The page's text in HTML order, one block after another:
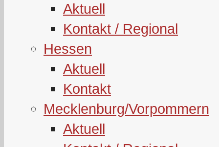
Aktuell
Kontakt / Regional
Hessen
Aktuell
Kontakt
Mecklenburg/Vorpommern
Aktuell